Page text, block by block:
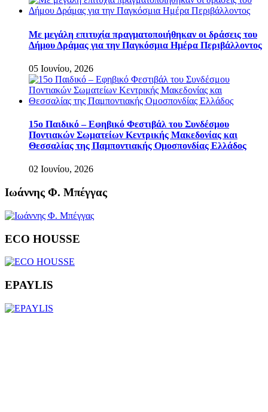
Με μεγάλη επιτυχία πραγματοποιήθηκαν οι δράσεις του
Δήμου Δράμας για την Παγκόσμια Ημέρα Περιβάλλοντος
05 Ιουνίου, 2026
15ο Παιδικό – Εφηβικό Φεστιβάλ του Συνδέσμου
Ποντιακών Σωματείων Κεντρικής Μακεδονίας και
Θεσσαλίας της Παμποντιακής Ομοσπονδίας Ελλάδος
02 Ιουνίου, 2026
Ιωάννης Φ. Μπέγγας
ECO HOUSSE
EPAYLIS